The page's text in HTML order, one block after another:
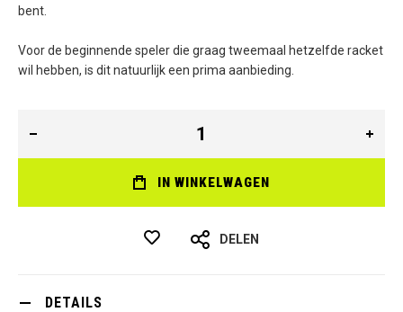
bent.
Voor de beginnende speler die graag tweemaal hetzelfde racket
wil hebben, is dit natuurlijk een prima aanbieding.
IN WINKELWAGEN
DELEN
DETAILS